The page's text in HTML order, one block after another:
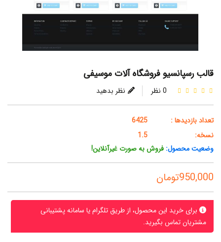
قالب رسپانسیو فروشگاه آلات موسیفی
0 نظر نظر بدهید
تعداد بازدیدها :
6425
نسخه:
1.5
وضعیت محصول: فروش به صورت غیرآنلاین!
950,000تومان
برای خرید این محصول، از طریق تلگرام یا سامانه پشتیبانی
مشتریان تماس بگیرید.